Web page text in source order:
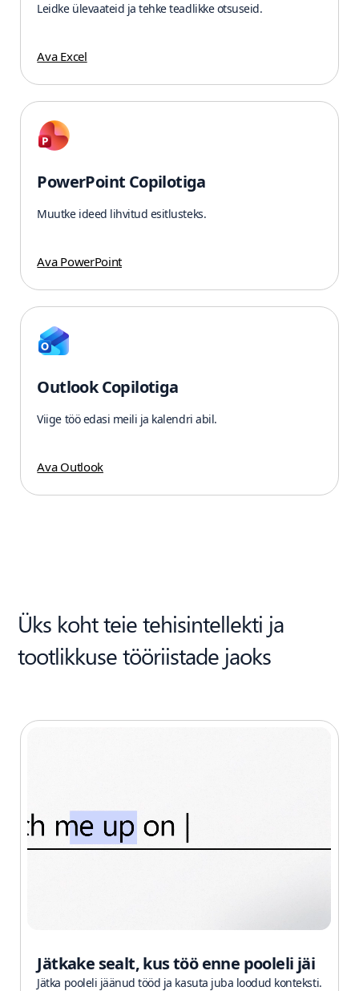
Leidke ülevaateid ja tehke teadlikke otsuseid.
Ava Excel
PowerPoint Copilotiga
Muutke ideed lihvitud esitlusteks.
Ava PowerPoint
Outlook Copilotiga
Viige töö edasi meili ja kalendri abil.
Ava Outlook
Üks koht teie tehisintellekti ja
tootlikkuse tööriistade jaoks
Jätkake sealt, kus töö enne pooleli jäi
Jätka pooleli jäänud tööd ja kasuta juba loodud konteksti.